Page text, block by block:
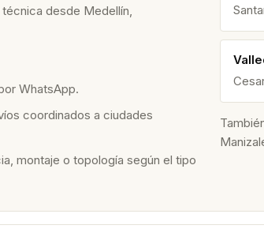
desde Medellín,
WhatsApp.
coordinados a ciudades
montaje o topología según el tipo